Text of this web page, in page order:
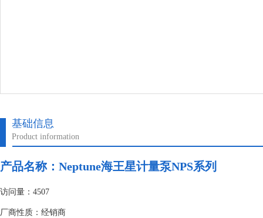
基础信息
Product information
产品名称： Neptune海王星计量泵NPS系列
访问量：4507
厂商性质：经销商